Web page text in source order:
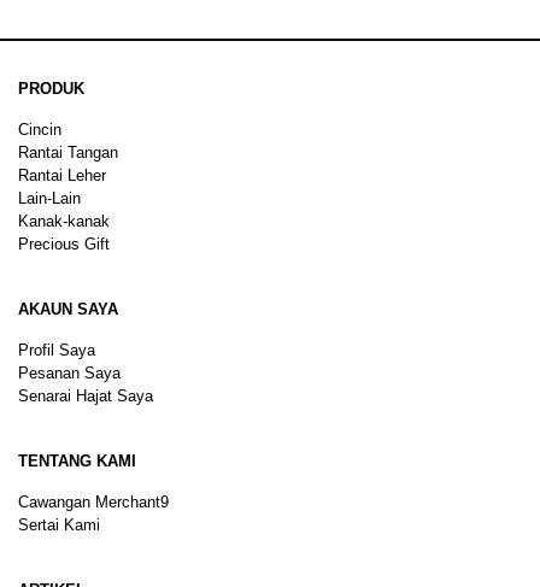
PRODUK
Cincin
Rantai Tangan
Rantai Leher
Lain-Lain
Kanak-kanak
Precious Gift
AKAUN SAYA
Profil Saya
Pesanan Saya
Senarai Hajat Saya
TENTANG KAMI
Cawangan Merchant9
Sertai Kami